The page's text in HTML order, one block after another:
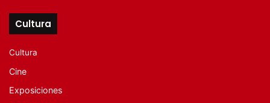
Cultura
Cultura
Cine
Exposiciones